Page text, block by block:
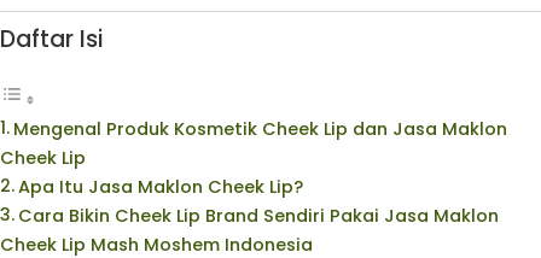
Daftar Isi
Mengenal Produk Kosmetik Cheek Lip dan Jasa Maklon
Cheek Lip
Apa Itu Jasa Maklon Cheek Lip?
Cara Bikin Cheek Lip Brand Sendiri Pakai Jasa Maklon
Cheek Lip Mash Moshem Indonesia